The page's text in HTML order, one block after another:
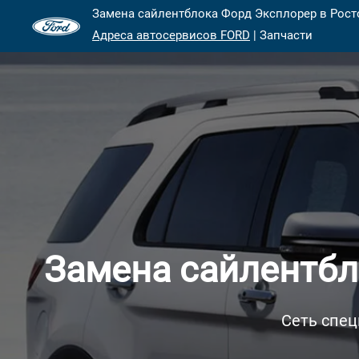
Замена сайлентблока Форд Эксплорер в
Адреса автосервисов FORD | Запчасти
Замена
Сеть